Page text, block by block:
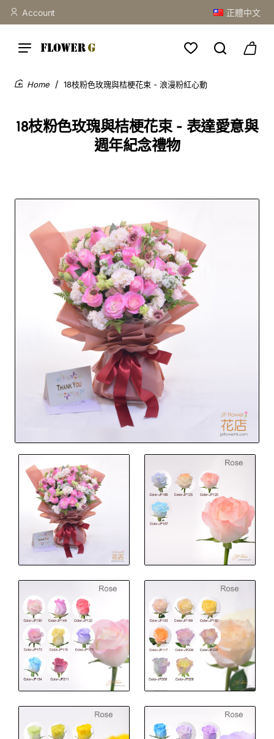
Account 正體中文
18枝粉色玫瑰與桔梗花束 - 表達愛意與
週年紀念禮物
18枝粉色玫瑰與桔梗花束 - 浪漫粉紅心動